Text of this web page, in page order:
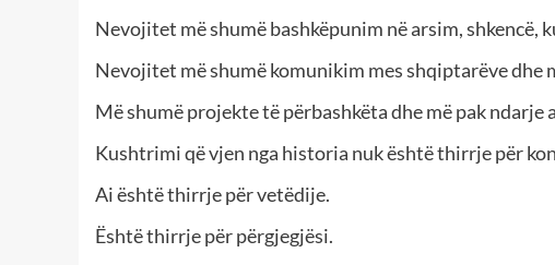
Nevojitet më shumë bashkëpunim në arsim,
Nevojitet më shumë komunikim mes shqiptarëve dhe
Më shumë projekte të përbashkëta dhe më pak ndarje
Kushtrimi që vjen nga historia nuk është thirrje për
Ai është thirrje për vetëdije.
Është thirrje për përgjegjësi.